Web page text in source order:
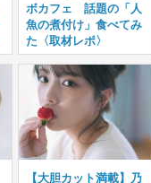
ボカフェ 話題の「人
魚の煮付け」食べてみ
た〈取材レポ〉
【大胆カット満載】乃